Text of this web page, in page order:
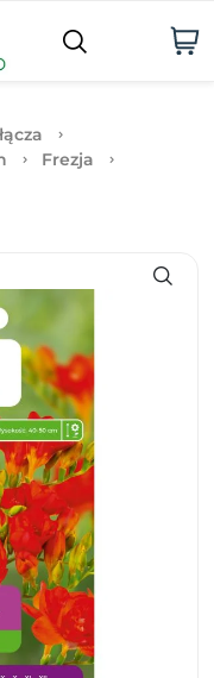
Frezja